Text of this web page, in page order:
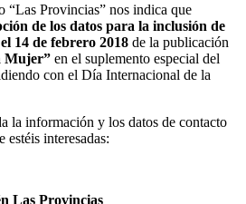
“Las Provincias” nos indica que
de los datos para la inclusión de
14 de febrero 2018 de la publicación
Mujer” en el suplemento especial del
con el Día Internacional de la
la información y los datos de contacto
estéis interesadas:
Las Provincias